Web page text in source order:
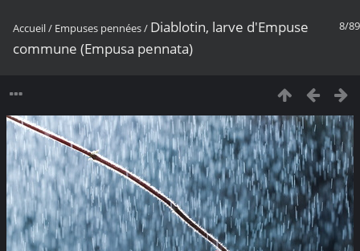
8/89
Accueil/ Empuses pennées/ Diablotin, larve d'Empuse
commune (Empusa pennata)